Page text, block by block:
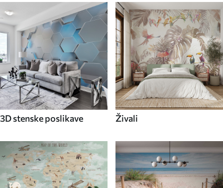
3D stenske poslikave Živali